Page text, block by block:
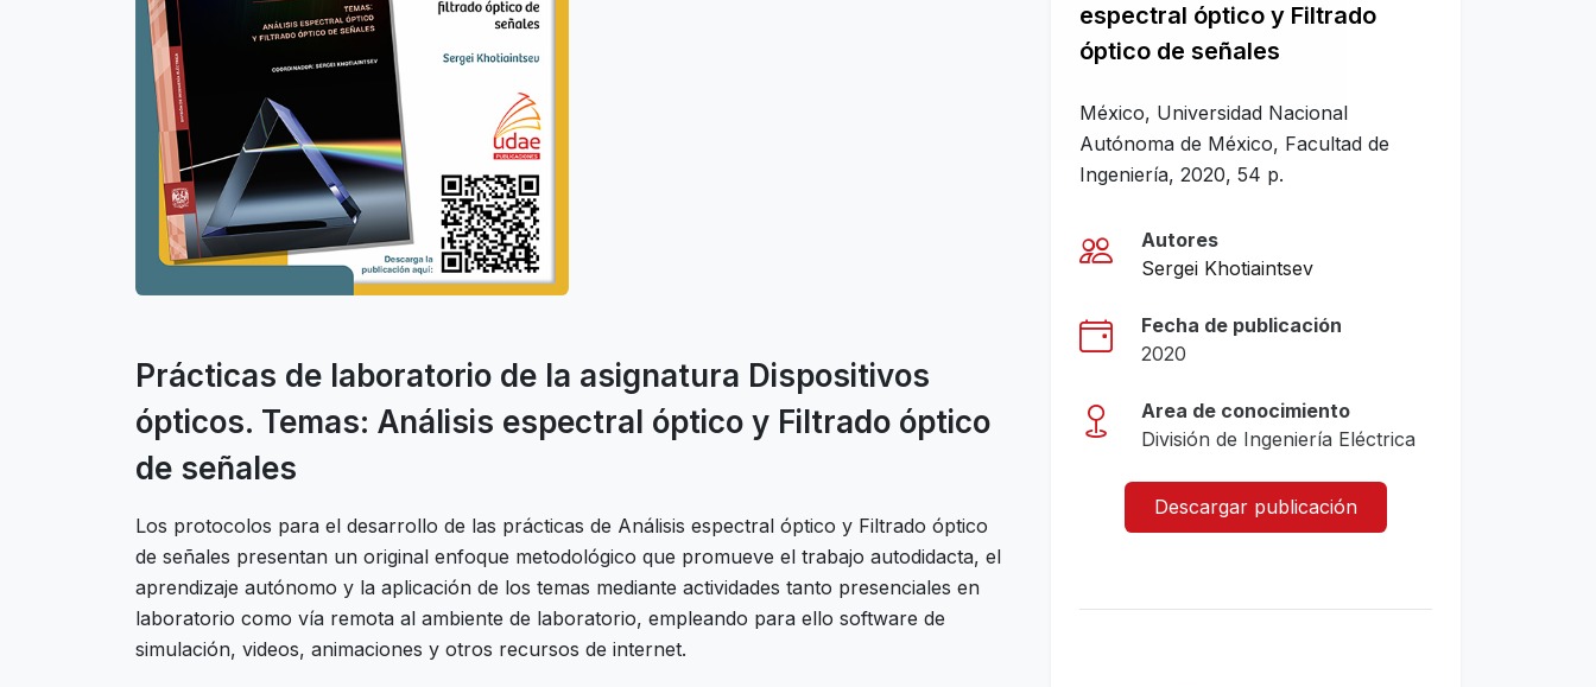
espectral óptico y Filtrado
óptico de señales
México, Universidad Nacional
Autónoma de México, Facultad de
Ingeniería, 2020, 54 p.
Autores
Sergei Khotiaintsev
Fecha de publicación
2020
Area de conocimiento
División de Ingeniería Eléctrica
Descargar publicación
Prácticas de laboratorio de la asignatura Dispositivos
ópticos. Temas: Análisis espectral óptico y Filtrado óptico
de señales
Los protocolos para el desarrollo de las prácticas de Análisis espectral óptico y Filtrado óptico
de señales presentan un original enfoque metodológico que promueve el trabajo autodidacta, el
aprendizaje autónomo y la aplicación de los temas mediante actividades tanto presenciales en
laboratorio como vía remota al ambiente de laboratorio, empleando para ello software de
simulación, videos, animaciones y otros recursos de internet.